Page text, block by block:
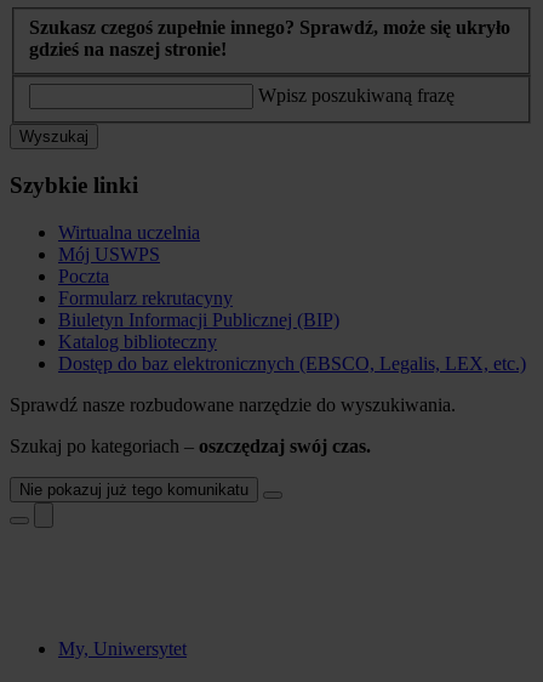
Szukasz czegoś zupełnie innego? Sprawdź, może się ukryło
gdzieś na naszej stronie!
Wpisz poszukiwaną frazę
Wyszukaj
Szybkie linki
Wirtualna uczelnia
Mój USWPS
Poczta
Formularz rekrutacyny
Biuletyn Informacji Publicznej (BIP)
Katalog biblioteczny
Dostęp do baz elektronicznych (EBSCO, Legalis, LEX, etc.)
Sprawdź nasze rozbudowane narzędzie do wyszukiwania.
Szukaj po kategoriach – oszczędzaj swój czas.
Nie pokazuj już tego komunikatu
My, Uniwersytet